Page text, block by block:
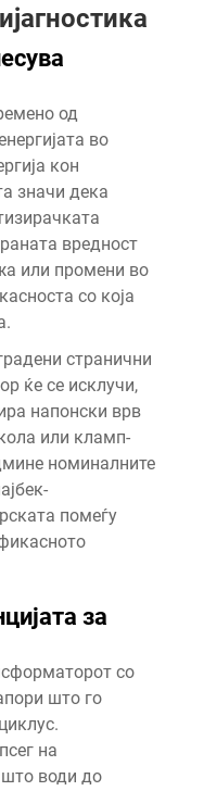
од
во
кон
значи дека
вредност
или промени во
со која
странични
ќе се исклучи,
напонски врв
или кламп-
номиналните
помеѓу
за
со
што го
на
што води до